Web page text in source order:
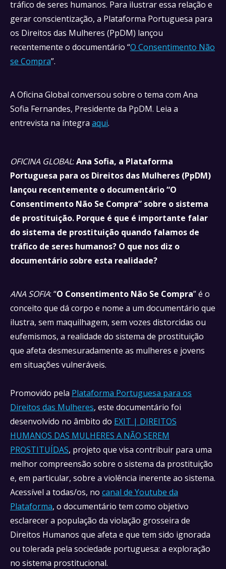
tráfico de seres humanos. Para ilustrar essa relação e
gerar conscientização, a Plataforma Portuguesa para
os Direitos das Mulheres (PpDM) lançou
recentemente o documentário “O Consentimento Não
se Compra”.
A Oficina Global conversou sobre o tema com Ana
Sofia Fernandes, Presidente da PpDM. Leia a
entrevista na íntegra aqui.
OFICINA GLOBAL: Ana Sofia, a Plataforma
Portuguesa para os Direitos das Mulheres (PpDM)
lançou recentemente o documentário “O
Consentimento Não Se Compra” sobre o sistema
de prostituição. Porque é que é importante falar
do sistema de prostituição quando falamos de
tráfico de seres humanos? O que nos diz o
documentário sobre esta realidade?
ANA SOFIA: “O Consentimento Não Se Compra” é o
conceito que dá corpo e nome a um documentário que
ilustra, sem maquilhagem, sem vozes distorcidas ou
eufemismos, a realidade do sistema de prostituição
que afeta desmesuradamente as mulheres e jovens
em situações vulneráveis.
Promovido pela Plataforma Portuguesa para os
Direitos das Mulheres, este documentário foi
desenvolvido no âmbito do EXIT | DIREITOS
HUMANOS DAS MULHERES A NÃO SEREM
PROSTITUÍDAS, projeto que visa contribuir para uma
melhor compreensão sobre o sistema da prostituição
e, em particular, sobre a violência inerente ao sistema.
Acessível a todas/os, no canal de Youtube da
Plataforma, o documentário tem como objetivo
esclarecer a população da violação grosseira de
Direitos Humanos que afeta e que tem sido ignorada
ou tolerada pela sociedade portuguesa: a exploração
no sistema prostitucional.